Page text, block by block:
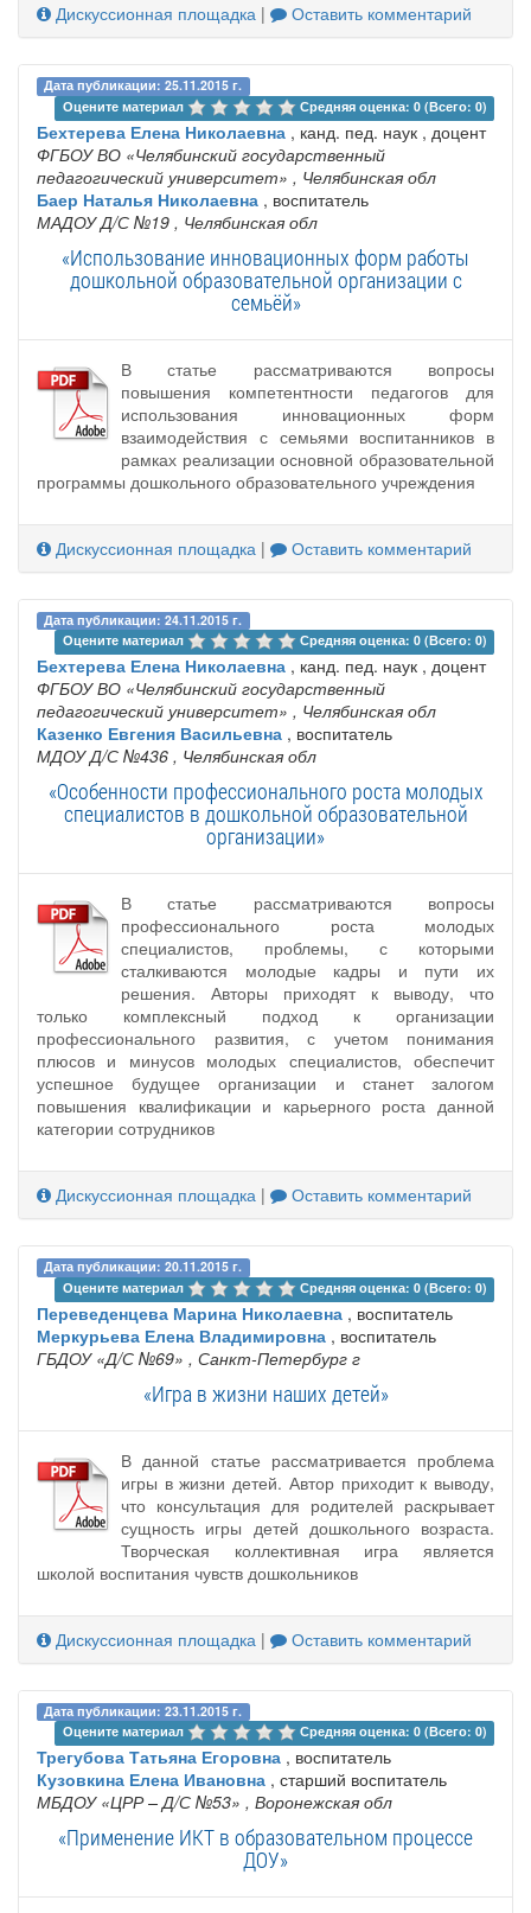
Дискуссионная площадка | Оставить комментарий
Дата публикации: 25.11.2015 г.
Оцените материал
Средняя оценка: 0 (Всего: 0)
Бехтерева Елена Николаевна , канд. пед. наук , доцент
ФГБОУ ВО «Челябинский государственный
педагогический университет» , Челябинская обл
Баер Наталья Николаевна , воспитатель
МАДОУ Д/С №19 , Челябинская обл
«Использование инновационных форм работы
дошкольной образовательной организации с
семьёй»
В статье рассматриваются вопросы
повышения компетентности педагогов для
использования инновационных форм
взаимодействия с семьями воспитанников в
рамках реализации основной образовательной
программы дошкольного образовательного учреждения
Дискуссионная площадка | Оставить комментарий
Дата публикации: 24.11.2015 г.
Оцените материал
Средняя оценка: 0 (Всего: 0)
Бехтерева Елена Николаевна , канд. пед. наук , доцент
ФГБОУ ВО «Челябинский государственный
педагогический университет» , Челябинская обл
Казенко Евгения Васильевна , воспитатель
МДОУ Д/С №436 , Челябинская обл
«Особенности профессионального роста молодых
специалистов в дошкольной образовательной
организации»
В статье рассматриваются вопросы
профессионального роста молодых
специалистов, проблемы, с которыми
сталкиваются молодые кадры и пути их
решения. Авторы приходят к выводу, что
только комплексный подход к организации
профессионального развития, с учетом понимания
плюсов и минусов молодых специалистов, обеспечит
успешное будущее организации и станет залогом
повышения квалификации и карьерного роста данной
категории сотрудников
Дискуссионная площадка | Оставить комментарий
Дата публикации: 20.11.2015 г.
Оцените материал
Средняя оценка: 0 (Всего: 0)
Переведенцева Марина Николаевна , воспитатель
Меркурьева Елена Владимировна , воспитатель
ГБДОУ «Д/С №69» , Санкт-Петербург г
«Игра в жизни наших детей»
В данной статье рассматривается проблема
игры в жизни детей. Автор приходит к выводу,
что консультация для родителей раскрывает
сущность игры детей дошкольного возраста.
Творческая коллективная игра является
школой воспитания чувств дошкольников
Дискуссионная площадка | Оставить комментарий
Дата публикации: 23.11.2015 г.
Оцените материал
Средняя оценка: 0 (Всего: 0)
Трегубова Татьяна Егоровна , воспитатель
Кузовкина Елена Ивановна , старший воспитатель
МБДОУ «ЦРР – Д/С №53» , Воронежская обл
«Применение ИКТ в образовательном процессе
ДОУ»